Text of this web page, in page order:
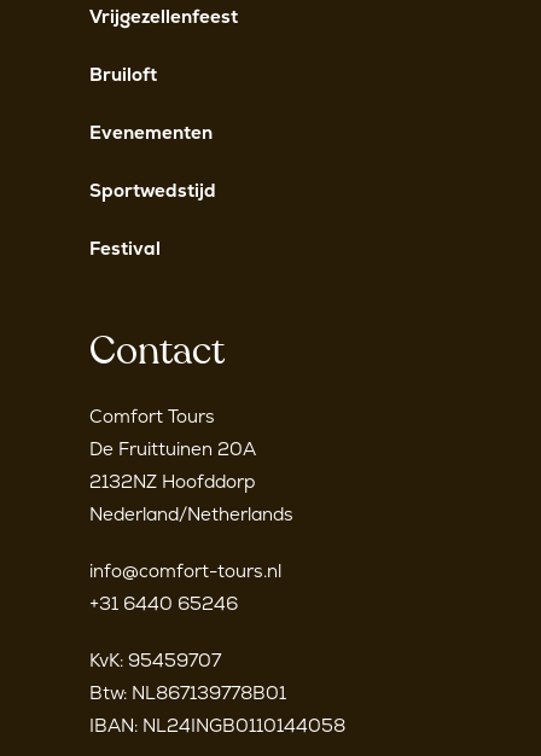
Vrijgezellenfeest
Bruiloft
Evenementen
Sportwedstijd
Festival
Contact
Comfort Tours
De Fruittuinen 20A
2132NZ Hoofddorp
Nederland/Netherlands
info@comfort-tours.nl
+31 6440 65246
KvK: 95459707
Btw: NL867139778B01
IBAN: NL24INGB0110144058